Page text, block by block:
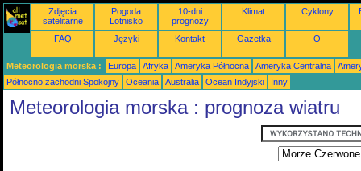
Zdjęcia
satelitarne
Pogoda
Lotnisko
10-dni
prognozy
Klimat Cyklony
FAQ Języki Kontakt Gazetka O
Meteorologia morska : Europa Afryka Ameryka Północna Ameryka Centralna
Północno zachodni Spokojny
Oceania Australia Ocean Indyjski Inny
Meteorologia morska : prognoza wiatru